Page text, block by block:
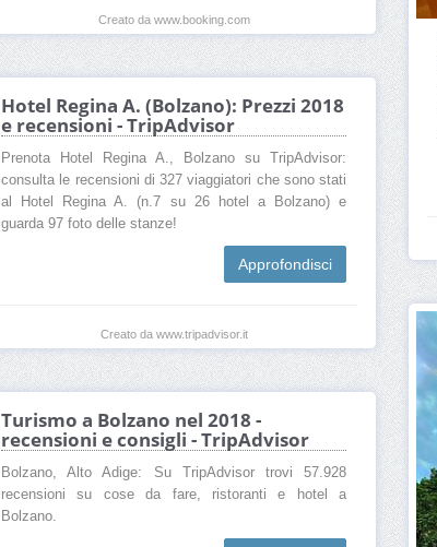
Creato da www.booking.com
Hotel Regina A. (Bolzano): Prezzi 2018
e recensioni - TripAdvisor
Prenota Hotel Regina A., Bolzano su TripAdvisor:
consulta le recensioni di 327 viaggiatori che sono stati
al Hotel Regina A. (n.7 su 26 hotel a Bolzano) e
guarda 97 foto delle stanze!
Approfondisci
Creato da www.tripadvisor.it
Turismo a Bolzano nel 2018 -
recensioni e consigli - TripAdvisor
Bolzano, Alto Adige: Su TripAdvisor trovi 57.928
recensioni su cose da fare, ristoranti e hotel a
Bolzano.